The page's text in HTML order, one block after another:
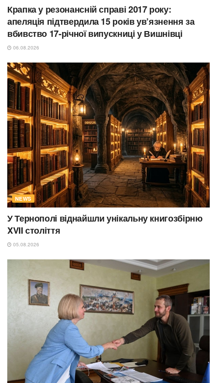
Крапка у резонансній справі 2017 року:
апеляція підтвердила 15 років ув’язнення за
вбивство 17-річної випускниці у Вишнівці
06.08.2026
NEWS
У Тернополі віднайшли унікальну книгозбірню
XVII століття
05.08.2026